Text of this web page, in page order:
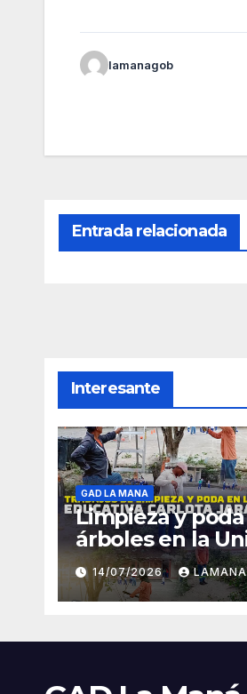
lamanagob
Entrada relacionada
Interesante
GAD LA MANA
Limpieza y
árboles en la
Educativa
Jaramillo
14/07/2026